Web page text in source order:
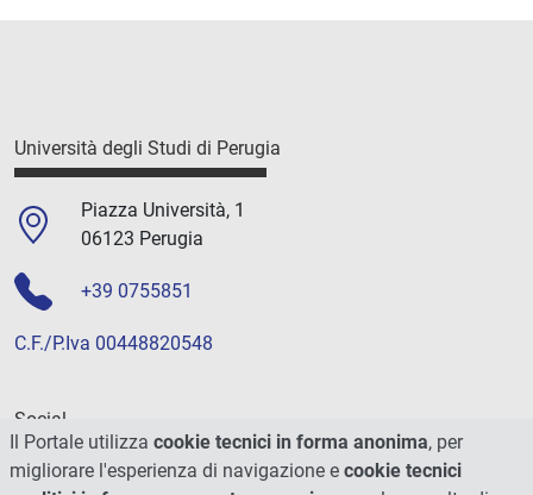
Università degli Studi di Perugia
Piazza Università, 1
06123 Perugia
+39 0755851
C.F./P.Iva 00448820548
Social
Il Portale utilizza cookie tecnici in forma anonima, per
migliorare l'esperienza di navigazione e cookie tecnici